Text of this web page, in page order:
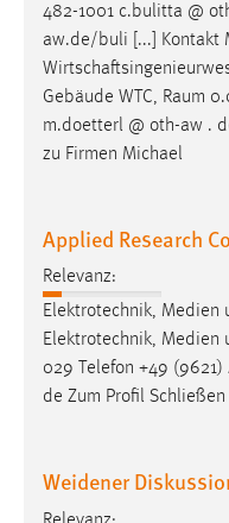
482-1001 c.bulitta @
aw.de/buli [...] Kontakt
Gebäude WTC, Raum
m.doetterl @ oth-aw .
zu Firmen Michael
Applied Research
Relevanz:
Elektrotechnik, Medien
Elektrotechnik, Medien
029 Telefon +49
de Zum Profil Schließen
Weidener
Cookie Laufzeit:
Max. 13 Monate
MARKETING
Sie tun dies, indem
hinweg verfolgen.
Google Ads
_gcl_au
Google Ireland